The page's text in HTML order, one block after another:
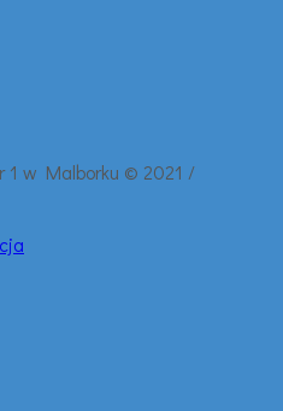
1 w Malborku © 2021 /